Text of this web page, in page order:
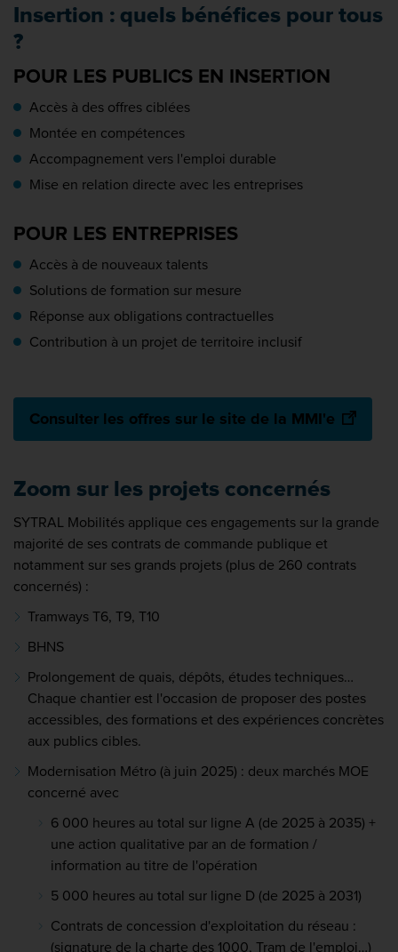
Insertion : quels bénéfices pour tous
?
POUR LES PUBLICS EN INSERTION
Accès à des offres ciblées
Montée en compétences
Accompagnement vers l'emploi durable
Mise en relation directe avec les entreprises
POUR LES ENTREPRISES
Accès à de nouveaux talents
Solutions de formation sur mesure
Réponse aux obligations contractuelles
Contribution à un projet de territoire inclusif
Consulter les offres sur le site de la MMI'e
Zoom sur les projets concernés
SYTRAL Mobilités applique ces engagements sur la grande
majorité de ses contrats de commande publique et
notamment sur ses grands projets (plus de 260 contrats
concernés) :
Tramways T6, T9, T10
BHNS
Prolongement de quais, dépôts, études techniques…
Chaque chantier est l'occasion de proposer des postes
accessibles, des formations et des expériences concrètes
aux publics cibles.
Modernisation Métro (à juin 2025) : deux marchés MOE
concerné avec
6 000 heures au total sur ligne A (de 2025 à 2035) +
une action qualitative par an de formation /
information au titre de l'opération
5 000 heures au total sur ligne D (de 2025 à 2031)
Contrats de concession d'exploitation du réseau :
(signature de la charte des 1000, Tram de l'emploi…)